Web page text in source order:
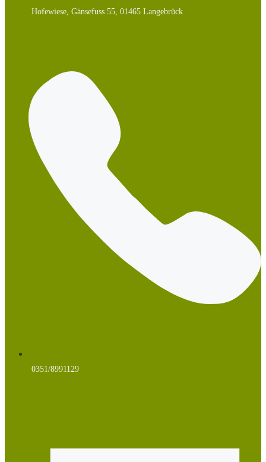
Hofewiese, Gänsefuss 55, 01465 Langebrück
0351/8991129